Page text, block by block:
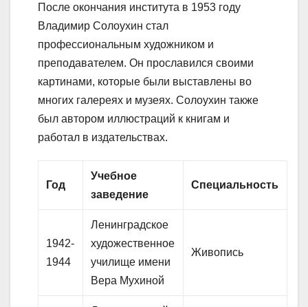
После окончания института в 1953 году
Владимир Солоухин стал
профессиональным художником и
преподавателем. Он прославился своими
картинами, которые были выставлены во
многих галереях и музеях. Солоухин также
был автором иллюстраций к книгам и
работал в издательствах.
Год
Учебное
заведение
Специальность
1942-
1944
Ленинградское
художественное
училище имени
Вера Мухиной
Живопись